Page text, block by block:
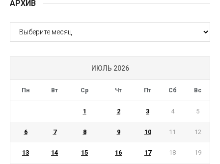
АРХИВ
АРХИВ
ИЮЛЬ 2026
Пн Вт Ср Чт Пт Сб Вс
1 2 3 4 5
6 7 8 9 10 11 12
13 14 15 16 17 18 19